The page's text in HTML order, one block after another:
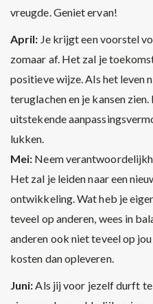
vreugde. Geniet ervan!
April: Je krijgt een voorstel
zomaar af. Het zal je
positieve wijze. Als het leven
teruglachen en je kansen
uitstekende
lukken.
Mei: Neem
Het zal je leiden naar een
ontwikkeling. Wat heb je
teveel op anderen, wees in
anderen ook niet teveel op
kosten dan opleveren.
Juni:Als jij voor jezelf durft te